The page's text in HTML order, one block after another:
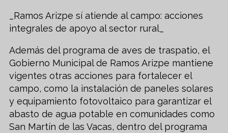
_Ramos Arizpe sí atiende al campo: acciones
integrales de apoyo al sector rural_
Además del programa de aves de traspatio, el
Gobierno Municipal de Ramos Arizpe mantiene
vigentes otras acciones para fortalecer el
campo, como la instalación de paneles solares
y equipamiento fotovoltaico para garantizar el
abasto de agua potable en comunidades como
San Martín de las Vacas, dentro del programa